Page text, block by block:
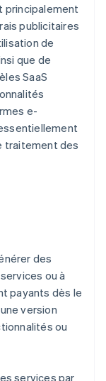
principalement
publicitaires
de
que de
SaaS
e-
traitement des
des
ou à
payants dès le
version
ou
services par